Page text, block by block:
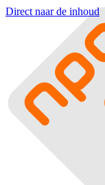
Direct naar de inhoud